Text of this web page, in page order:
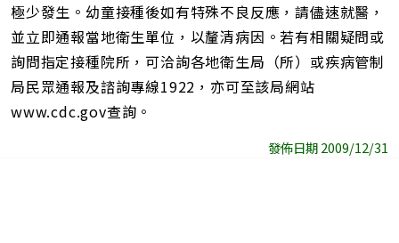
極少發生。幼童接種後如有特殊不良反應，請儘速就醫，
並立即通報當地衛生單位，以釐清病因。若有相關疑問或
詢問指定接種院所，可洽詢各地衛生局（所）或疾病管制
局民眾通報及諮詢專線1922，亦可至該局網站
www.cdc.gov查詢。
發佈日期 2009/12/31